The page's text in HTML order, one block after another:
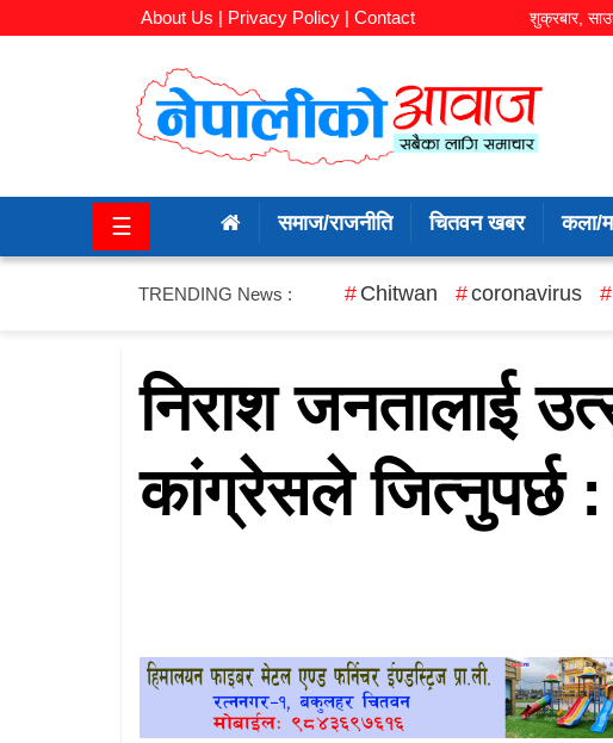
About Us | Privacy Policy | Contact शुक्रबार,
राजनीति
☰ समाज/राजनीति चितवन खबर कला/
TRENDING News : Chitwan coronavirus
निराश जनतालाई
कांग्रेसले जित्नुपर्छ :